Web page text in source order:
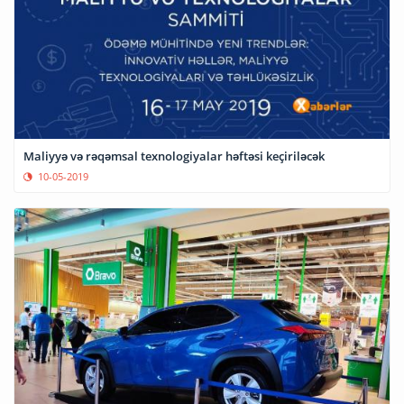
Maliyyə və rəqəmsal texnologiyalar həftəsi keçiriləcək
10-05-2019